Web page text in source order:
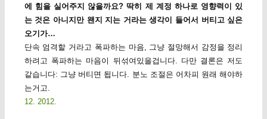
에 힘을 실어주지 않을까요? 딱히 제 계정 하나로 영향력이 있
는 것은 아니지만 왠지 지는 거라는 생각이 들어서 버티고 싶은
오기가…
단속 엄격할 거라고 폭파하는 마음, 그냥 절망해서 감정을 정리
하려고 폭파하는 마음이 뒤섞여있을겁니다. 다만 결론은 저도
같습니다: 그냥 버티면 됩니다. 분노 조절은 어차피 원래 해야하
는거고.
12. 2012.